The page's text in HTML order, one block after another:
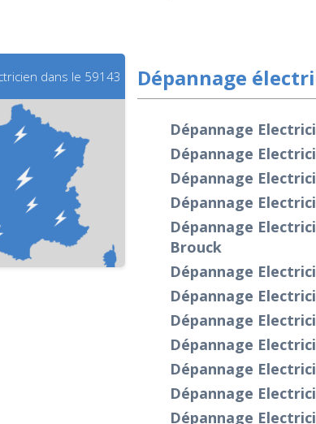
dans le 59143 Dépannage
Dépannage
Dépannage
Dépannage
Dépannage
Dépannage
Brouck
Dépannage
Dépannage
Dépannage
Dépannage
Dépannage
Dépannage
Dépannage